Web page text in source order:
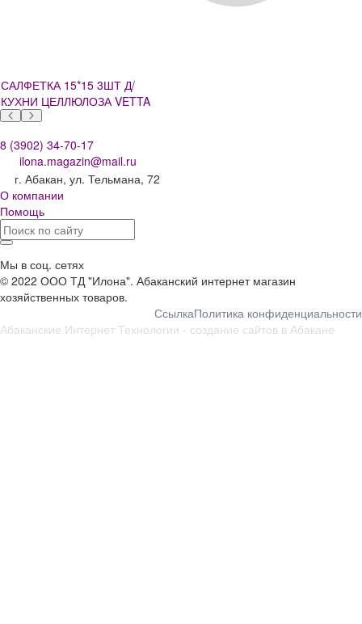
САЛФЕТКА 15*15 3ШТ Д/
КУХНИ ЦЕЛЛЮЛОЗА VETTA
8 (3902) 34-70-17
ilona.magazin@mail.ru
г. Абакан, ул. Тельмана, 72
О компании
Помощь
Мы в соц. сетях
© 2022 ООО ТД "Илона". Абаканский интернет магазин
хозяйственных товаров.
СсылкаПолитика конфиденциальности
Абаканские Интернет Технологии - создание сайтов в Абакане